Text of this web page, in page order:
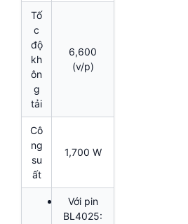
Tố
c
độ
kh
ôn
g
tải
6,600
(v/p)
Cô
ng
su
ất
1,700 W
Với pin
BL4025: